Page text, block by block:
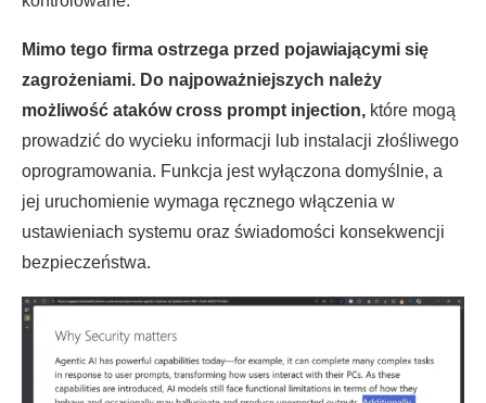
Mimo tego firma ostrzega przed pojawiającymi się
zagrożeniami. Do najpoważniejszych należy
możliwość ataków cross prompt injection, które mogą
prowadzić do wycieku informacji lub instalacji złośliwego
oprogramowania. Funkcja jest wyłączona domyślnie, a
jej uruchomienie wymaga ręcznego włączenia w
ustawieniach systemu oraz świadomości konsekwencji
bezpieczeństwa.